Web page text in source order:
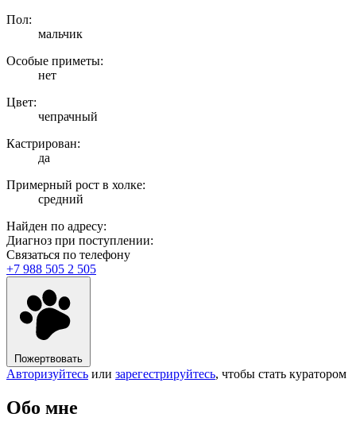
Пол:
мальчик
Особые приметы:
нет
Цвет:
чепрачный
Кастрирован:
да
Примерный рост в холке:
средний
Найден по адресу:
Диагноз при поступлении:
Связаться по телефону
+7 988 505 2 505
Пожертвовать
Авторизуйтесь или зарегестрируйтесь, чтобы стать куратором
Обо мне